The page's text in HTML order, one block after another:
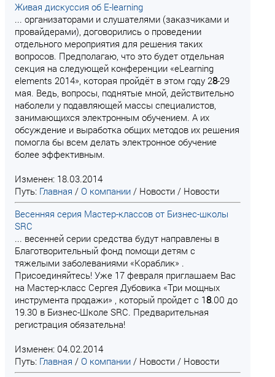
Живая дискуссия об E-learning
... организаторами и слушателями (заказчиками и
провайдерами), договорились о проведении
отдельного мероприятия для решения таких
вопросов. Предполагаю, что это будет отдельная
секция на следующей конференции «eLearning
elements 2014», которая пройдёт в этом году 28-29
мая. Ведь, вопросы, поднятые мной, действительно
наболели у подавляющей массы специалистов,
занимающихся электронным обучением. А их
обсуждение и выработка общих методов их решения
помогла бы всем делать электронное обучение
более эффективным.
Изменен: 18.03.2014
Путь: Главная / О компании / Новости / Новости
Весенняя серия Мастер-классов от Бизнес-школы
SRC
... весенней серии средства будут направлены в
Благотворительный фонд помощи детям с
тяжелыми заболеваниями «Кораблик» .
Присоединяйтесь! Уже 17 февраля приглашаем Вас
на Мастер-класс Сергея Дубовика «Три мощных
инструмента продажи» , который пройдет с 18.00 до
19.30 в Бизнес-Школе SRC. Предварительная
регистрация обязательна!
Изменен: 04.02.2014
Путь: Главная / О компании / Новости / Новости